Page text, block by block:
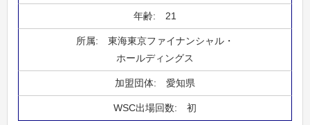
21
東海東京ファイナンシャル・
ホールディングス
愛知県
初